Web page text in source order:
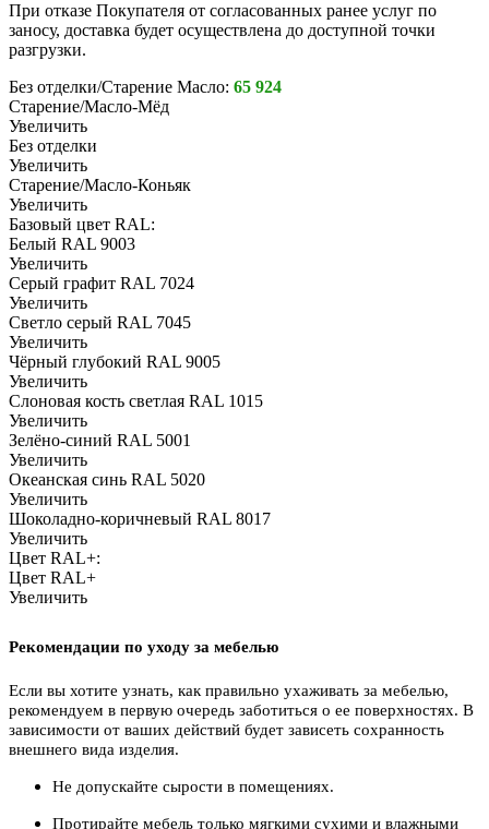
При отказе Покупателя от согласованных ранее услуг по
заносу, доставка будет осуществлена до доступной точки
разгрузки.
Без отделки/Старение Масло: 65 924
Старение/Масло-Мёд
Увеличить
Без отделки
Увеличить
Старение/Масло-Коньяк
Увеличить
Базовый цвет RAL:
Белый RAL 9003
Увеличить
Серый графит RAL 7024
Увеличить
Светло серый RAL 7045
Увеличить
Чёрный глубокий RAL 9005
Увеличить
Слоновая кость светлая RAL 1015
Увеличить
Зелёно-синий RAL 5001
Увеличить
Океанская синь RAL 5020
Увеличить
Шоколадно-коричневый RAL 8017
Увеличить
Цвет RAL+:
Цвет RAL+
Увеличить
Рекомендации по уходу за мебелью
Если вы хотите узнать, как правильно ухаживать за мебелью,
рекомендуем в первую очередь заботиться о ее поверхностях. В
зависимости от ваших действий будет зависеть сохранность
внешнего вида изделия.
Не допускайте сырости в помещениях.
Протирайте мебель только мягкими сухими и влажными